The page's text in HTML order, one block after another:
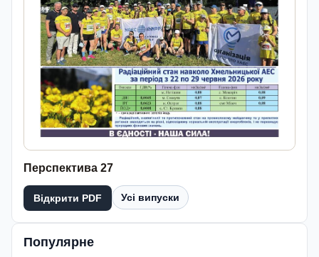
Перспектива 27
Відкрити PDF Усі випуски
Популярне